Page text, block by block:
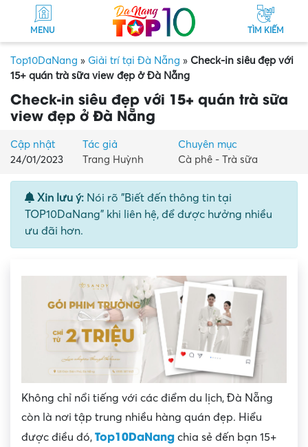
MENU TÌM KIẾM
Top10DaNang » Giải trí tại Đà Nẵng » Check-in siêu đẹp với
15+ quán trà sữa view đẹp ở Đà Nẵng
Check-in siêu đẹp với 15+ quán trà sữa
view đẹp ở Đà Nẵng
Cập nhật
24/01/2023
Tác giả
Trang Huỳnh
Chuyên mục
Cà phê - Trà sữa
Xin lưu ý: Nói rõ "Biết đến thông tin tại
TOP10DaNang" khi liên hệ, để được hưởng nhiều
ưu đãi hơn.
Không chỉ nổi tiếng với các điểm du lịch, Đà Nẵng
còn là nơi tập trung nhiều hàng quán đẹp. Hiểu
được điều đó, Top10DaNang chia sẻ đến bạn 15+